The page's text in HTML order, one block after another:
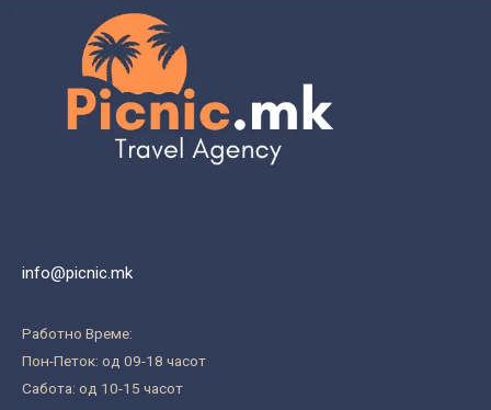
info@picnic.mk
Работно Време:
Пон-Петок: од 09-18 часот
Сабота: од 10-15 часот